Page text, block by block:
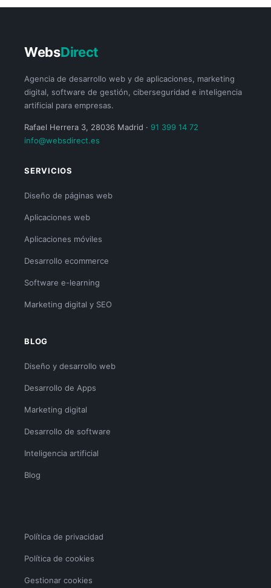
WebsDirect
Agencia de desarrollo web y de aplicaciones, marketing
digital, software de gestión, ciberseguridad e inteligencia
artificial para empresas.
Rafael Herrera 3, 28036 Madrid · 91 399 14 72
info@websdirect.es
SERVICIOS
Diseño de páginas web
Aplicaciones web
Aplicaciones móviles
Desarrollo ecommerce
Software e-learning
Marketing digital y SEO
BLOG
Diseño y desarrollo web
Desarrollo de Apps
Marketing digital
Desarrollo de software
Inteligencia artificial
Blog
Política de privacidad
Política de cookies
Gestionar cookies